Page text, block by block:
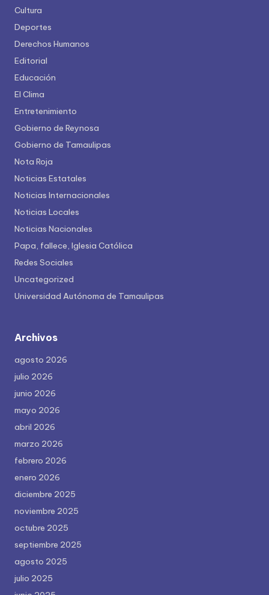
Cultura
Deportes
Derechos Humanos
Editorial
Educación
El Clima
Entretenimiento
Gobierno de Reynosa
Gobierno de Tamaulipas
Nota Roja
Noticias Estatales
Noticias Internacionales
Noticias Locales
Noticias Nacionales
Papa, fallece, Iglesia Católica
Redes Sociales
Uncategorized
Universidad Autónoma de Tamaulipas
Archivos
agosto 2026
julio 2026
junio 2026
mayo 2026
abril 2026
marzo 2026
febrero 2026
enero 2026
diciembre 2025
noviembre 2025
octubre 2025
septiembre 2025
agosto 2025
julio 2025